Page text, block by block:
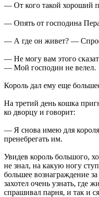
— От кого такой хороший
— Опять от господина
— А где он живет? —
— Не могу вам этого
— Мой господин не велел.
Король дал ему еще
На третий день кошка
ко дворцу и говорит:
— Я снова имею для короля
пренебрегать им.
Увидев король большого,
не знал, на какую ногу
большее вознаграждение
захотел очень узнать, где
спрашивал парня, и так и